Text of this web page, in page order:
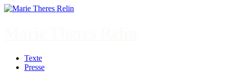
Zum
Texte
Presse